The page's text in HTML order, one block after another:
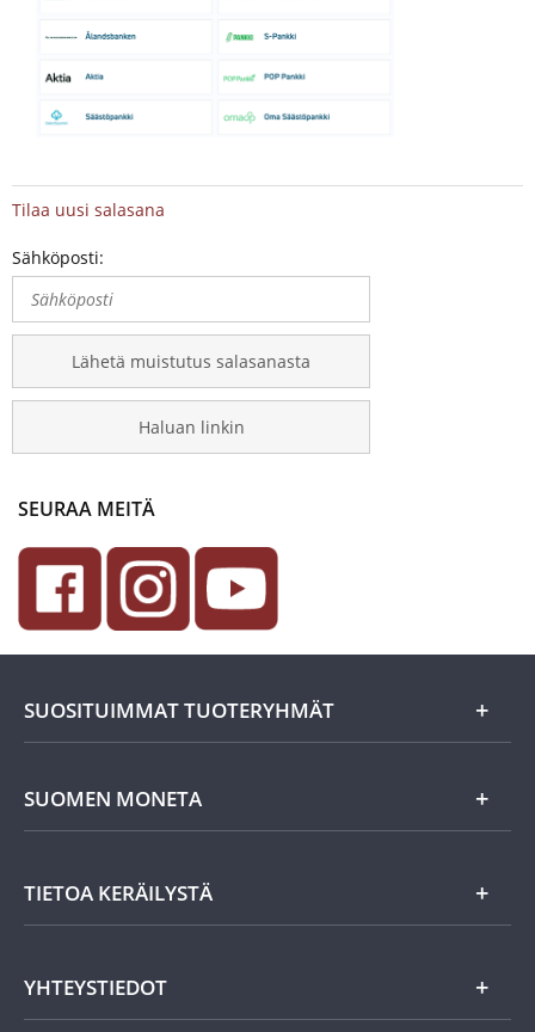
Tilaa uusi salasana
Sähköposti:
Lähetä muistutus salasanasta
Haluan linkin
SEURAA MEITÄ
SUOSITUIMMAT TUOTERYHMÄT
Uutuudet
Eurokolikot
Vanhat rahat
SUOMEN MONETA
Töihin Suomen Monetaan?
TIETOA KERÄILYSTÄ
YHTEYSTIEDOT